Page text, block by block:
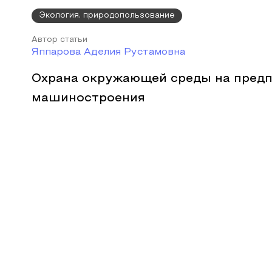
Экология, природопользование
Автор статьи
Яппарова Аделия Рустамовна
Охрана окружающей среды на
машиностроения